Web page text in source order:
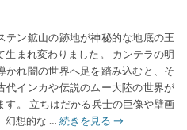
テン鉱山の跡地が神秘的な地底の王
生まれ変わりました。 カンテラの明
かれ闇の世界へ足を踏み込むと、そ
代インカや伝説のムー大陸の世界が
す。 立ちはだかる兵士の巨像や壁画
幻想的な … 続きを見る →